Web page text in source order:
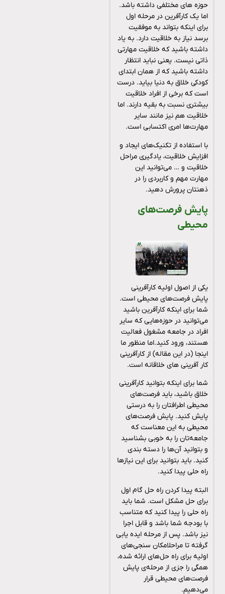
حوزه های مختلفی داشته باشد.
اما یک کارآفرین در مرحله اول
برای اینکه بتواند به موفقیت
برسد نیاز به خلاقیت دارد. به یاد
داشته باشید که خلاقیت‌ مهارتی
ذاتی نیست. یعنی نباید انتظار
داشته باشید که از همان ابتدای
کودکی خلاق به دنیا بیاید. درست
است که برخی از افراد خلاقیت
بیشتری نسبت به بقیه دارند. اما
خلاقیت هم نیز مانند سایر
مهارت‌ها امری اکتسابی است.
با استفاده از تکنیک‌های ایجاد و
افزایش خلاقیت، یادگیری مراحل
خلاقیت و … می‌توانید این
مهارت مهم و کاربردی را در
ذهنتان پرورش دهید.
پایش فرصت‌های
محیطی
یکی از اصول اولیه کارآفرینی
پایش فرصت‌های محیطی است.
شما برای اینکه کارآفرین باشید
می‌توانید در حوزه‌هایی که سایر
افراد در جامعه مشغول فعالیت
هستند، ورود کنید.اما منظور ما
اینجا (در این مقاله) از کارآفرینی
کار آفرینی های خلاقانه است.
شما برای اینکه بتوانید کارآفرینی
خلاق باشید، باید فرصت‌های
محیطی اطرافتان را به درستی
پایش کنید. پایش فرصت‌های
محیطی به این معناست که
جامعه‌تان را به خوبی بشناسید
و بتوانید آن‌ها را دسته بندی
کنید. باید بتوانید برای این نیازها
راه حلی پیدا کنید.
البته پیدا کردن راه حل گام اول
برای حل مشکل است. شما باید
راه حلی را پیدا کنید که متناسب
با بودجه شما باشد و قابل اجرا
نیز باشد. پس از مرحله ایده یابی
گرفته تا مراحلامکان سنجی‌های
اولیه برای راه حل‌های ارائه شده،
همگی را جزی از مرحله‌ی پایش
فرصت‌های محیطی قرار
می‌دهیم.